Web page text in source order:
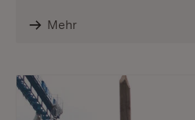
Mehr